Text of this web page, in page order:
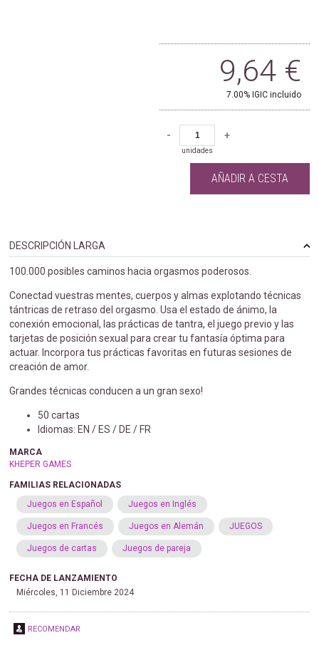
9,64 €
7.00% IGIC incluido
-
unidades
+
AÑADIR A CESTA
DESCRIPCIÓN LARGA
100.000 posibles caminos hacia orgasmos poderosos.
Conectad vuestras mentes, cuerpos y almas explotando técnicas
tántricas de retraso del orgasmo. Usa el estado de ánimo, la
conexión emocional, las prácticas de tantra, el juego previo y las
tarjetas de posición sexual para crear tu fantasía óptima para
actuar. Incorpora tus prácticas favoritas en futuras sesiones de
creación de amor.
Grandes técnicas conducen a un gran sexo!
50 cartas
Idiomas: EN / ES / DE / FR
MARCA
KHEPER GAMES
FAMILIAS RELACIONADAS
Juegos en Español
Juegos en Inglés
Juegos en Francés Juegos en Alemán JUEGOS
Juegos de cartas Juegos de pareja
FECHA DE LANZAMIENTO
Miércoles, 11 Diciembre 2024
RECOMENDAR